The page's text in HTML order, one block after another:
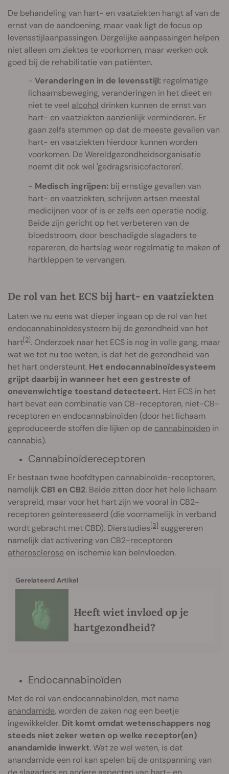
De behandeling van hart- en vaatziekten hangt af van de
ernst van de aandoening, maar vaak ligt de focus op
levensstijlaanpassingen. Dergelijke aanpassingen helpen
niet alleen om ziektes te voorkomen, maar werken ook
goed bij de rehabilitatie van patiënten.
Veranderingen in de levensstijl: regelmatige
lichaamsbeweging, veranderingen in het dieet en
niet te veel alcohol drinken kunnen de ernst van
hart- en vaatziekten aanzienlijk verminderen. Er
gaan zelfs stemmen op dat de meeste gevallen van
hart- en vaatziekten hierdoor kunnen worden
voorkomen. De Wereldgezondheidsorganisatie
noemt dit ook wel 'gedragsrisicofactoren'.
Medisch ingrijpen: bij ernstige gevallen van
hart- en vaatziekten, schrijven artsen meestal
medicijnen voor of is er zelfs een operatie nodig.
Beide zijn gericht op het verbeteren van de
bloedstroom, door beschadigde slagaders te
repareren, de hartslag weer regelmatig te maken of
hartkleppen te vervangen.
De rol van het ECS bij hart- en vaatziekten
Laten we nu eens wat dieper ingaan op de rol van het
endocannabinoïdesysteem bij de gezondheid van het
hart[2]. Onderzoek naar het ECS is nog in volle gang, maar
wat we tot nu toe weten, is dat het de gezondheid van
het hart ondersteunt. Het endocannabinoïdesysteem
grijpt daarbij in wanneer het een gestreste of
onevenwichtige toestand detecteert. Het ECS in het
hart bevat een combinatie van CB-receptoren, niet-CB-
receptoren en endocannabinoïden (door het lichaam
geproduceerde stoffen die lijken op de cannabinoïden in
cannabis).
Cannabinoïdereceptoren
Er bestaan twee hoofdtypen cannabinoïde-receptoren,
namelijk CB1 en CB2. Beide zitten door het hele lichaam
verspreid, maar voor het hart zijn we vooral in CB2-
receptoren geïnteresseerd (die voornamelijk in verband
wordt gebracht met CBD). Dierstudies[3] suggereren
namelijk dat activering van CB2-receptoren
atherosclerose en ischemie kan beïnvloeden.
Gerelateerd Artikel
Heeft wiet invloed op je
hartgezondheid?
Endocannabinoïden
Met de rol van endocannabinoïden, met name
anandamide, worden de zaken nog een beetje
ingewikkelder. Dit komt omdat wetenschappers nog
steeds niet zeker weten op welke receptor(en)
anandamide inwerkt. Wat ze wel weten, is dat
anandamide een rol kan spelen bij de ontspanning van